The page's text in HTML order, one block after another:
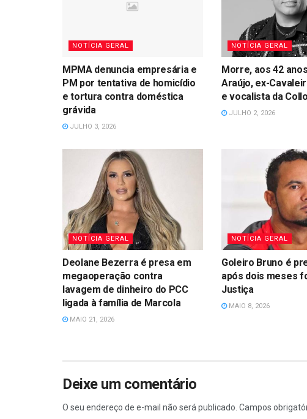
NOTÍCIA GERAL
MPMA denuncia empresária e
PM por tentativa de homicídio
e tortura contra doméstica
grávida
JULHO 3, 2026
NOTÍCIA GERAL
Morre, aos 42
Araújo, ex-
e vocalista da
JULHO 2, 2026
NOTÍCIA GERAL
Deolane Bezerra é presa em
megaoperação contra
lavagem de dinheiro do PCC
ligada à família de Marcola
MAIO 21, 2026
NOTÍCIA GERAL
Goleiro Bruno é
após dois meses
Justiça
MAIO 8, 2026
Deixe um comentário
O seu endereço de e-mail não será publicado. Campos